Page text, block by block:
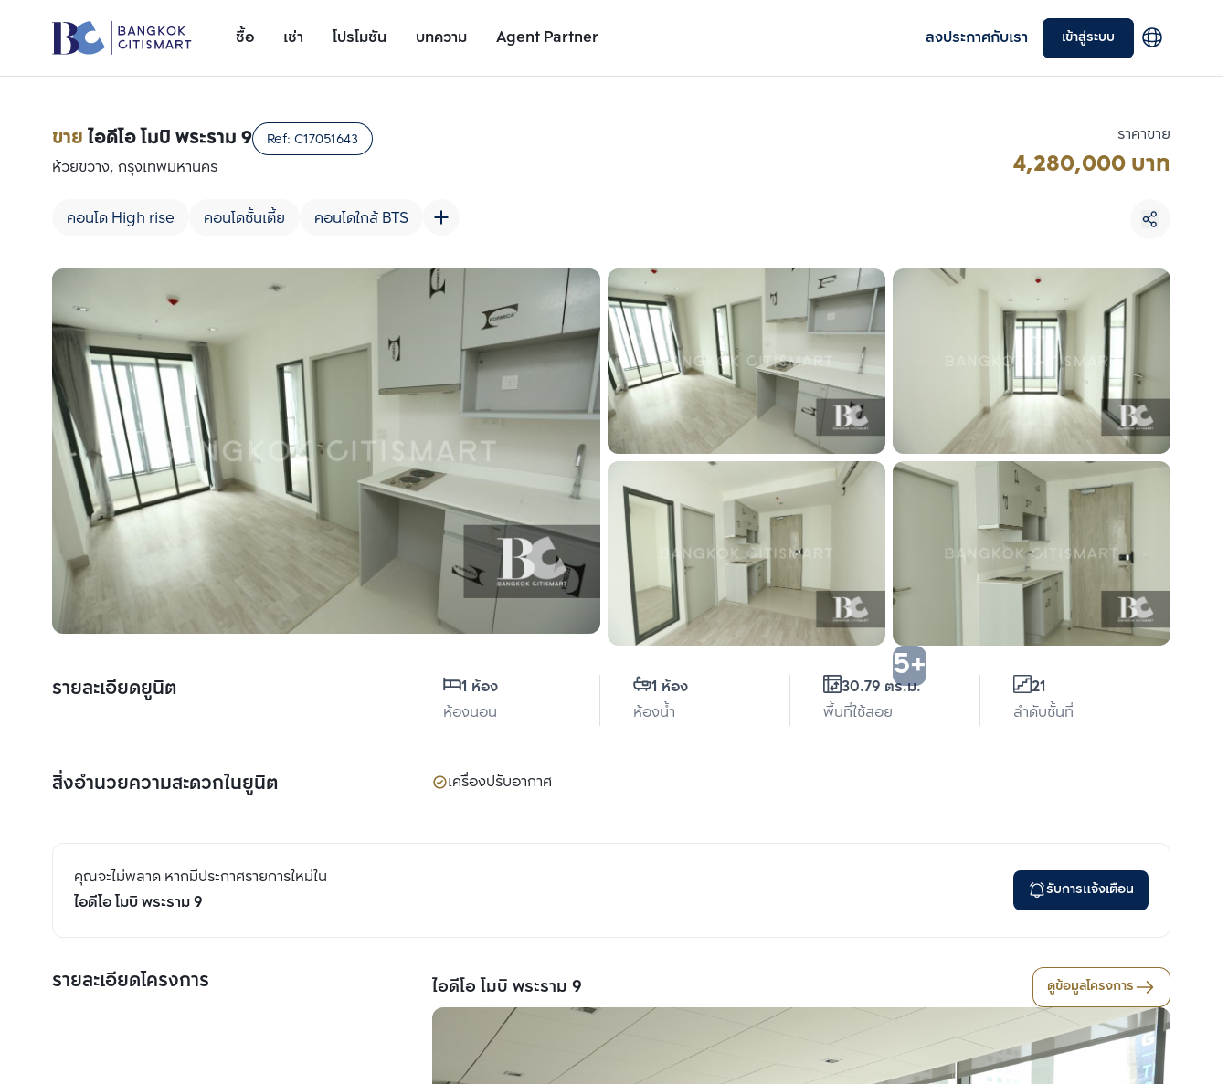
ซื้อ เช่า โปรโมชัน บทความ Agent Partner ลงประกาศกับเรา เข้าสู่ระบบ
รายละเอียดยูนิต
ขายไอดีโอ โมบิ พระราม 9 Ref: C17051643
ห้วยขวาง, กรุงเทพมหานคร
คอนโด High rise คอนโดชั้นเตี้ย คอนโดใกล้ BTS
ราคาขาย
4,280,000 บาท
5+
รายละเอียดยูนิต
1 ห้อง
ห้องนอน
1 ห้อง
ห้องน้ำ
30.79 ตร.ม.
พื้นที่ใช้สอย
21
ลำดับชั้นที่
สิ่งอำนวยความสะดวกในยูนิต เครื่องปรับอากาศ
คุณจะไม่พลาด หากมีประกาศรายการใหม่ใน
ไอดีโอ โมบิ พระราม 9
รับการแจ้งเตือน
รายละเอียดโครงการ ไอดีโอ โมบิ พระราม 9 ดูข้อมูลโครงการ
เพิ่มยูนิตเปรียบเทียบ
รายการที่ 1
เพิ่มยูนิตเปรียบเทียบ
รายการที่ 2
เพิ่มยูนิตเปรียบเทียบ
รายการที่ 3
เลือกยูนิตเพื่อเปรียบเทียบ
เลือกได้สูงสุด 3 รายการ